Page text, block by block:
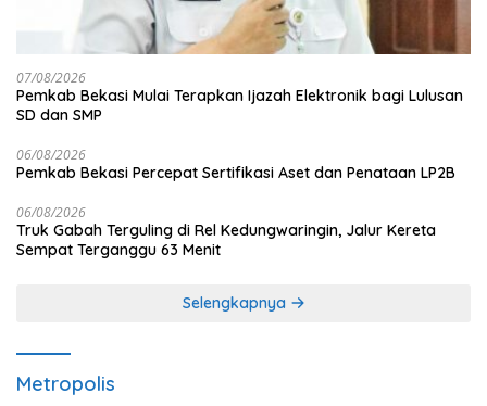
07/08/2026
Pemkab Bekasi Mulai Terapkan Ijazah Elektronik bagi Lulusan
SD dan SMP
06/08/2026
Pemkab Bekasi Percepat Sertifikasi Aset dan Penataan LP2B
06/08/2026
Truk Gabah Terguling di Rel Kedungwaringin, Jalur Kereta
Sempat Terganggu 63 Menit
Selengkapnya
Metropolis